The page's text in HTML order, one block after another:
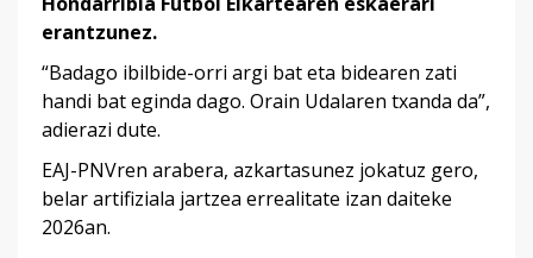
erantzunez.
“Badago ibilbide-orri argi bat eta bidearen zati
handi bat eginda dago. Orain Udalaren txanda da”,
adierazi dute.
EAJ-PNVren arabera, azkartasunez jokatuz gero,
belar artifiziala jartzea errealitate izan daiteke
2026an.